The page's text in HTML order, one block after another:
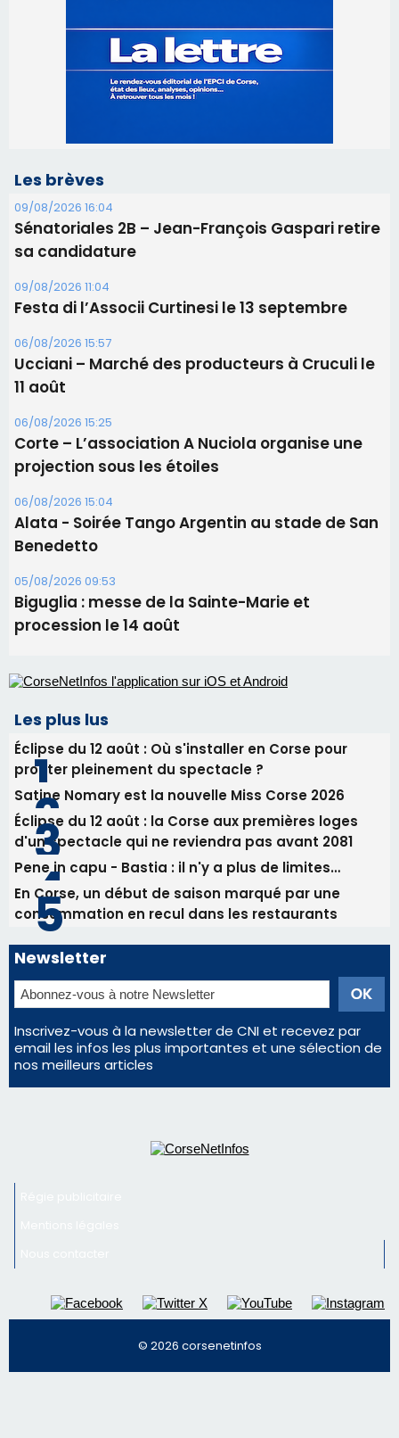
09/08/2026 16:04
Sénatoriales 2B – Jean-François Gaspari retire
sa candidature
Festa di l’Associi Curtinesi le 13 septembre
06/08/2026 15:57
Ucciani – Marché des producteurs à Cruculi le
11 août
06/08/2026 15:25
Corte – L’association A Nuciola organise une
projection sous les étoiles
06/08/2026 15:04
Alata - Soirée Tango Argentin au stade de San
Benedetto
05/08/2026 09:53
Biguglia : messe de la Sainte-Marie et
procession le 14 août
Les plus lus
Éclipse du 12 août : Où s'installer en Corse pour
profiter pleinement du spectacle ?
Satine Nomary est la nouvelle Miss Corse 2026
d'un spectacle qui ne reviendra pas avant 2081
En Corse, un début de saison marqué par une
consommation en recul dans les restaurants
Newsletter
Inscrivez-vous à la newsletter de CNI et recevez par
email les infos les plus importantes et une sélection de
nos meilleurs articles
Régie publicitaire
Mentions légales
Nous contacter